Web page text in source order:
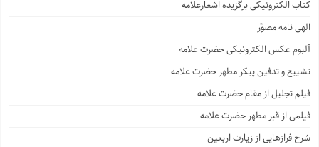
کتاب الکترونیکی برگزیده اشعارعلامه
الهی نامه مصوّر
آلبوم عکس الکترونیکی حضرت علامه
تشییع و تدفین پیکر مطهر حضرت علامه
فیلم تجلیل از مقام حضرت علامه
فیلمی از قبر مطهر حضرت علامه
شرح فرازهایی از زیارت اربعین